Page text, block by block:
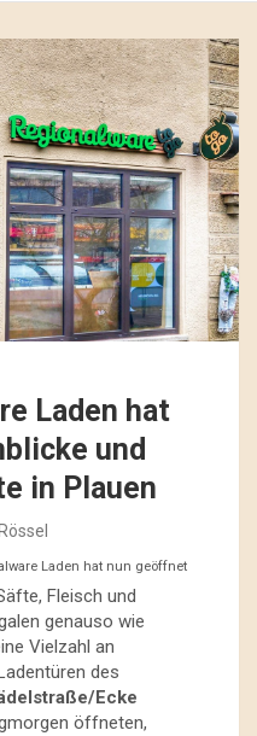
Laden hat
und
in Plauen
Laden hat nun geöffnet
Fleisch und
genauso wie
Vielzahl an
des
Ecke
öffneten,